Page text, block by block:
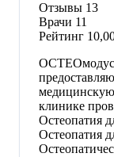
Отзывы 13
Врачи 11
Рейтинг
ОСТЕОмодус
клинике
Остеопатия
Остеопатия